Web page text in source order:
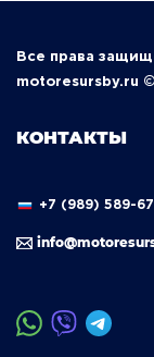
Все права
motoresursby.ru
КОНТАКТЫ
+7 (989) 589-